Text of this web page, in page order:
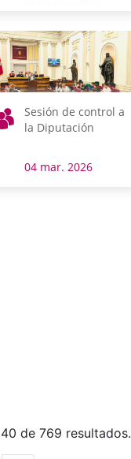
Sesión de control a
la Diputación
04 mar. 2026
de 769 resultados.